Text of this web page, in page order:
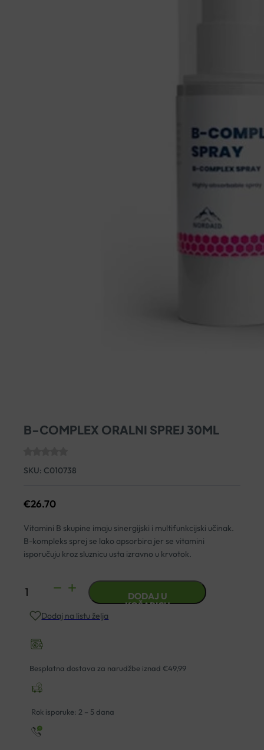
B-COMPLEX ORALNI SPREJ 30ML
SKU: C010738
€26.70
Vitamini B skupine imaju sinergijski i multifunkcijski učinak.
B-kompleks sprej se lako apsorbira jer se vitamini
isporučuju kroz sluznicu usta izravno u krvotok.
B-
ORALNI
30ML
količina
DODAJ U
KOŠARICU
Dodaj na listu želja
Besplatna dostava za narudžbe iznad €49,99
Rok isporuke: 2 – 5 dana